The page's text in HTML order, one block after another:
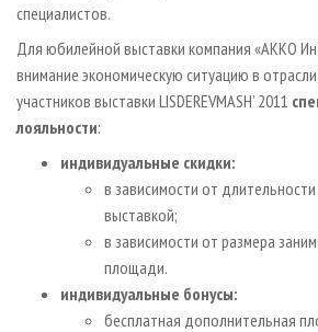
специалистов.
Для юбилейной выставки компания «АККО
внимание экономическую ситуацию в
участников выставки LISDEREVMASH’ 2011
лояльности:
индивидуальные скидки:
в зависимости от
выставкой;
в зависимости от размера
площади.
индивидуальные бонусы:
бесплатная дополнительная